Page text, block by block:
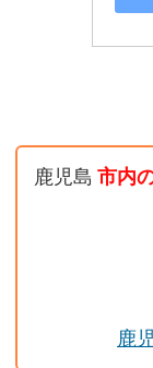
鹿児島 市内
鹿